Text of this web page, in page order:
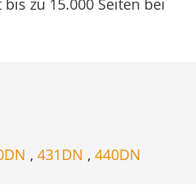
, 431DN , 440DN